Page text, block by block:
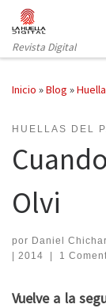
Saltar al contenido
Revista Digital
Inicio »Blog »
HUELLAS DEL
Olvi
por Daniel
| 2014
| 1
Vuelve a la